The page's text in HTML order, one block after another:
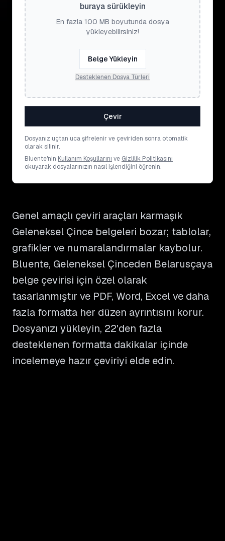
buraya sürükleyin
En fazla 100 MB boyutunda dosya
yükleyebilirsiniz!
Belge Yükleyin
Desteklenen Dosya Türleri
Çevir
Dosyanız uçtan uca şifrelenir ve çeviriden sonra otomatik
olarak silinir.
Bluente'nin Kullanım Koşullarını ve Gizlilik Politikasını
okuyarak dosyalarınızın nasıl işlendiğini öğrenin.
Genel amaçlı çeviri araçları karmaşık
Geleneksel Çince belgeleri bozar; tablolar,
grafikler ve numaralandırmalar kaybolur.
Bluente, Geleneksel Çinceden Belarusçaya
belge çevirisi için özel olarak
tasarlanmıştır ve PDF, Word, Excel ve daha
fazla formatta her düzen ayrıntısını korur.
Dosyanızı yükleyin, 22'den fazla
desteklenen formatta dakikalar içinde
incelemeye hazır çeviriyi elde edin.